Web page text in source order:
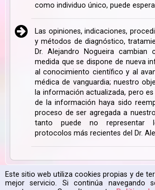
Este sitio web utiliza cookies propias y de
mejor servicio. Si continúa navegando
como individuo único, puede
Las opiniones, indicaciones,
y métodos de diagnóstico,
Dr. Alejandro Nogueira cambian
medida que se dispone de nueva
al conocimiento científico y al
médica de vanguardia; nuestro
la información actualizada, pero
de la información haya sido
proceso de ser agregada a
tanto puede no representar
protocolos más recientes del Dr.
Mapa Web | Aviso Legal | Política de